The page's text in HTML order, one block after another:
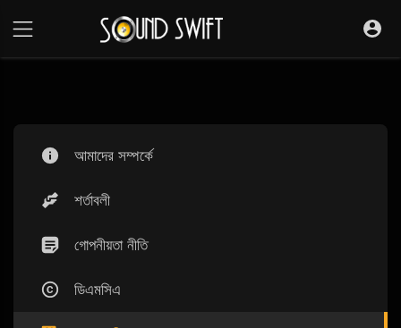
আমাদের সম্পর্কে
শর্তাবলী
গোপনীয়তা নীতি
ডিএমসিএ